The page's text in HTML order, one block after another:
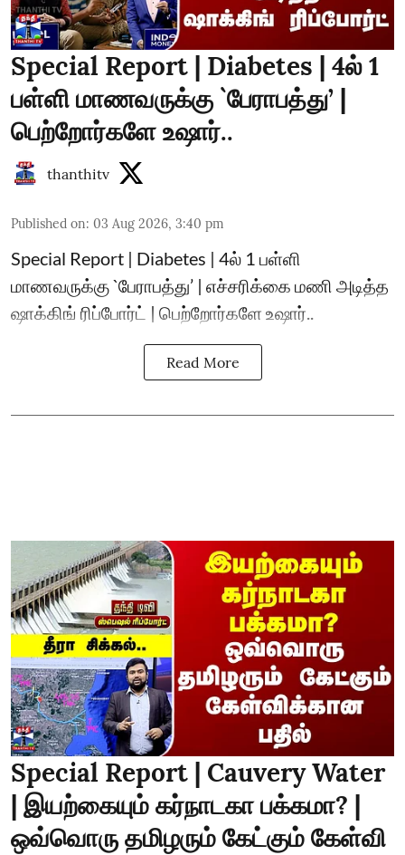
Special Report | Diabetes | 4ல் 1
பள்ளி மாணவருக்கு `பேராபத்து’ |
பெற்றோர்களே உஷார்..
thanthitv
Published on: 03 Aug 2026, 3:40 pm
Special Report | Diabetes | 4ல் 1 பள்ளி
மாணவருக்கு `பேராபத்து’ | எச்சரிக்கை மணி அடித்த
ஷாக்கிங் ரிப்போர்ட் | பெற்றோர்களே உஷார்..
Read More
Special Report | Cauvery Water
| இயற்கையும் கர்நாடகா பக்கமா? |
ஒவ்வொரு தமிழரும் கேட்கும் கேள்வி